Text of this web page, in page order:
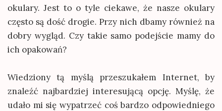
okulary. Jest to o tyle ciekawe, że nasze okulary
często są dość drogie. Przy nich dbamy również na
dobry wygląd. Czy takie samo podejście mamy do
ich opakowań?
Wiedziony tą myślą przeszukałem Internet, by
znaleźć najbardziej interesującą opcję. Myślę, że
udało mi się wypatrzeć coś bardzo odpowiedniego